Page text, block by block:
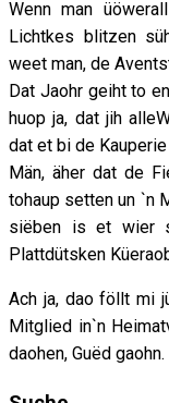
Wenn man
Lichtkes blitzen
weet man, de
Dat Jaohr geiht to
huop ja, dat jih
dat et bi de
Män, äher dat de
tohaup setten un `n
siëben is et wier
Plattdütsken
Ach ja, dao föllt mi
Mitglied in`n
daohen, Guëd gaohn.